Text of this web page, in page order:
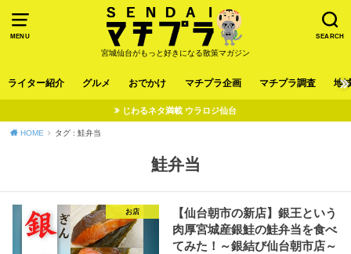
MENU SEARCH
宮城仙台がもっと好きになる散策マガジン
ライター紹介 グルメ おでかけ マチプラ企画 マチプラ調査 地
じわるネタ満載 ウラロジ仙台
HOME タグ : 鮭弁当
鮭弁当
お店
【仙台朝市の新店】銀王という
肉厚宮城産銀鮭の鮭弁当を食べ
てみた！～銀結び仙台朝市店～